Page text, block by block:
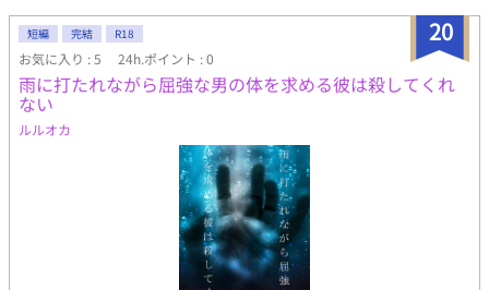
と人外とどれとも表記し辛いなにか。そして筆者が独学で集めて
偏見たっぷりに解釈し、好き勝手噛み砕いて掻き混ぜてエエ感じ
に膨らませた各自解釈等々々がふんだんに含まれています。この
物語はフィクションであり、現実の個人・団体・事件・政治・宗
教・国家とは何の関係もございません。 筆者の趣味と性癖を詰め
込んだら隙間のない地雷原でタップダンスを踊る羽目になりまし
た。前書きにて個別に注意は致しますが、この時点で嫌な予感が
した方は早急に離脱することをお勧めします。お口に合わないと
感じたらそっと電源ボタンかブラウザバックで見なかったことに
し、大至急お好みの他作品さまで口直しするのが良いかと思われ
ます。読後に不快感を示されましても、筆者は責任を負えませ
ん。よろしくお願いいたします。 ※著作権は放棄しておりません
ので転載等はお止めください。 えっちいの♡ えっちくてあぶない
20
短編 完結 R18
お気に入り : 5 24h.ポイント : 0
雨に打たれながら屈強な男の体を求める彼は殺してくれ
ない
ルルオカ